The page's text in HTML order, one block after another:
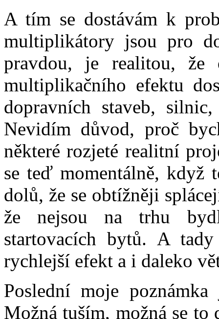
A tím se dostávám k
multiplikátory jsou pro
pravdou, je realitou, že
multiplikačního efektu
dopravních staveb,
Nevidím důvod, proč
některé rozjeté realitní
se teď momentálně, když
dolů, že se obtížněji
že nejsou na trhu
startovacích bytů. A
rychlejší efekt a i daleko
Poslední moje
Možná tuším, možná se